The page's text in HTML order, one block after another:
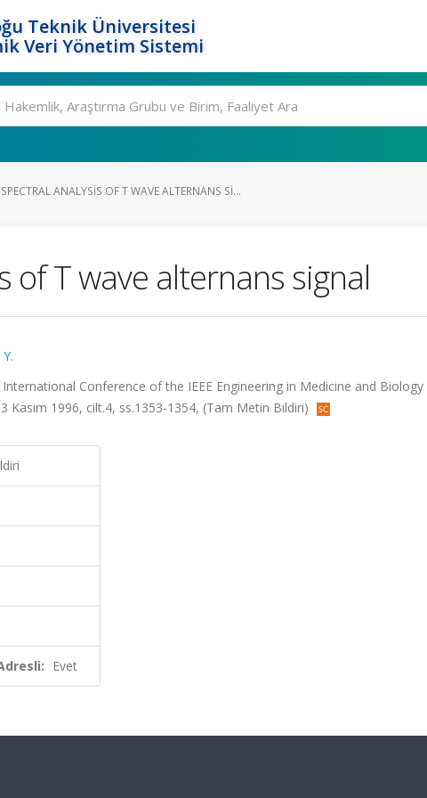
Teknik Üniversitesi
Veri Yönetim Sistemi
SPECTRAL ANALYSIS OF T WAVE ALTERNANS SI...
of T wave alternans signal
Conference of the IEEE Engineering in Medicine and
Kasım 1996, cilt.4, ss.1353-1354, (Tam Metin Bildiri)
Evet